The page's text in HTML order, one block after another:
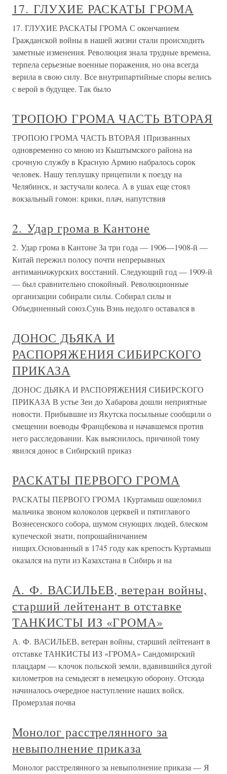
17. ГЛУХИЕ РАСКАТЫ ГРОМА
17. ГЛУХИЕ РАСКАТЫ ГРОМА С окончанием
Гражданской войны в нашей жизни стали происходить
заметные изменения. Революция знала трудные времена,
терпела серьезные военные поражения, но она всегда
верила в свою силу. Все внутрипартийные споры велись
с верой в будущее. Так было
ТРОПОЮ ГРОМА ЧАСТЬ ВТОРАЯ
ТРОПОЮ ГРОМА ЧАСТЬ ВТОРАЯ 1Призванных
одновременно со мною из Кыштымского района на
срочную службу в Красную Армию набралось сорок
человек. Нашу теплушку прицепили к поезду на
Челябинск, и застучали колеса. А в ушах еще стоял
вокзальный гомон: крики, плач, напутствия
2. Удар грома в Кантоне
2. Удар грома в Кантоне За три года — 1906—1908-й —
Китай пережил полосу почти непрерывных
антиманьчжурских восстаний. Следующий год — 1909-й
— был сравнительно спокойный. Революционные
организации собирали силы. Собирал силы и
Объединенный союз.Сунь Вэнь недолго оставался в
ДОНОС ДЬЯКА И
РАСПОРЯЖЕНИЯ СИБИРСКОГО
ПРИКАЗА
ДОНОС ДЬЯКА И РАСПОРЯЖЕНИЯ СИБИРСКОГО
ПРИКАЗА В устье Зеи до Хабарова дошли неприятные
новости. Прибывшие из Якутска посыльные сообщили о
смещении воеводы Францбекова и начавшемся против
него расследовании. Как выяснилось, причиной тому
явился донос в Сибирский приказ
РАСКАТЫ ПЕРВОГО ГРОМА
РАСКАТЫ ПЕРВОГО ГРОМА 1Куртамыш ошеломил
мальчика звоном колоколов церквей и пятиглавого
Вознесенского собора, шумом снующих людей, блеском
купеческой знати, попрошайничанием
нищих.Основанный в 1745 году как крепость Куртамыш
оказался на пути из Казахстана в Сибирь и на
А. Ф. ВАСИЛЬЕВ, ветеран войны,
старший лейтенант в отставке
ТАНКИСТЫ ИЗ «ГРОМА»
А. Ф. ВАСИЛЬЕВ, ветеран войны, старший лейтенант в
отставке ТАНКИСТЫ ИЗ «ГРОМА» Сандомирский
плацдарм — клочок польской земли, вдавившийся дугой
километров на семьдесят в немецкую оборону. Отсюда
начиналось очередное наступление наших войск.
Промерзлая почва
Монолог расстрелянного за
невыполнение приказа
Монолог расстрелянного за невыполнение приказа — Я